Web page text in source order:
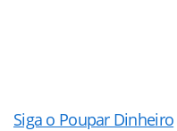
Siga o Poupar Dinheiro